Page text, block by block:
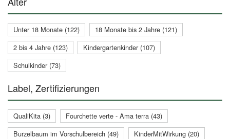
Unter 18 Monate (122)
18 Monate bis 2 Jahre (121)
2 bis 4 Jahre (123)
Kindergartenkinder (107)
Schulkinder (73)
Label, Zertifizierungen
QualiKita (3)
Fourchette verte - Ama terra (43)
Burzelbaum im Vorschulbereich (49)
KinderMitWirkung (20)